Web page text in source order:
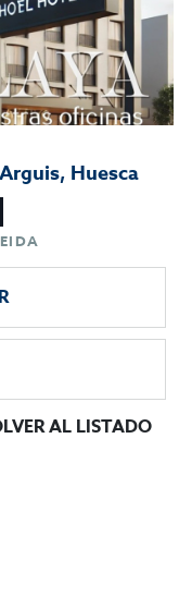
Huesca
AL LISTADO